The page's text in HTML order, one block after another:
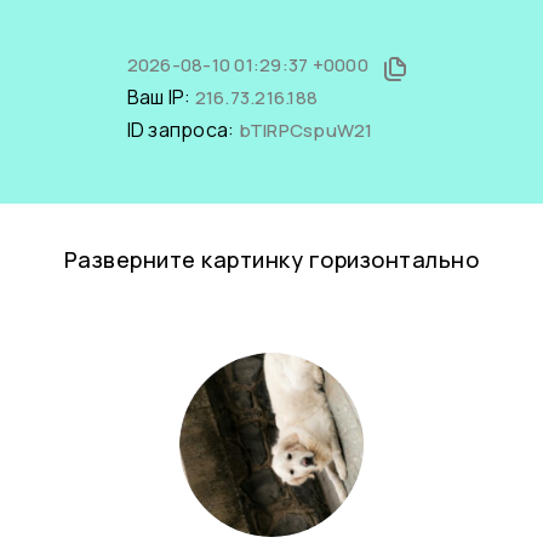
2026-08-10 01:29:37 +0000
Ваш IP: 216.73.216.188
ID запроса: bTIRPCspuW21
Разверните картинку горизонтально